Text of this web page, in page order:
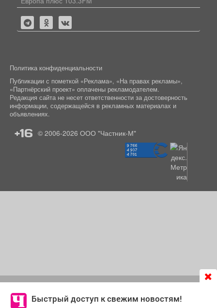
Быстрый доступ к свежим новостям!
согласие на обработку файлов cookie, которые
Политика конфиденциальности
Публикации с пометкой «Реклама», «На правах рекламы»,
«Партнёрский проект» оплачены рекламодателем.
Редакция сайта не несет ответственности за достоверность
информации, содержащейся в рекламных материалах и
объявлениях.
+16 © 2006-2026 ООО "Частник-М"